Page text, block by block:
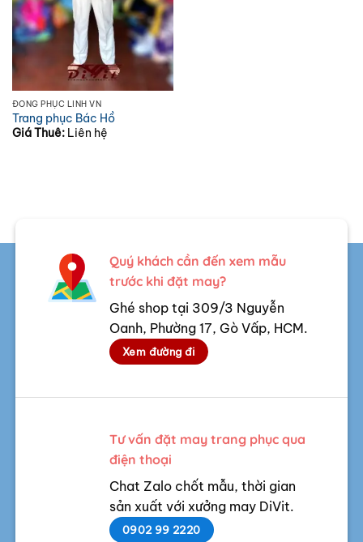
ĐỒNG PHỤC LÍNH VN
Trang phục Bác Hồ
Giá Thuê: Liên hệ
Quý khách cần đến xem mẫu
trước khi đặt may?
Ghé shop tại 309/3 Nguyễn
Oanh, Phường 17, Gò Vấp, HCM.
Xem đường đi
Tư vấn đặt may trang phục qua
điện thoại
Chat Zalo chốt mẫu, thời gian
sản xuất với xưởng may DiVit.
0902 99 2220